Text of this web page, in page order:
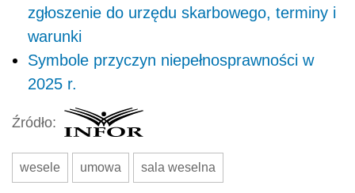
zgłoszenie do urzędu skarbowego, terminy i
warunki
Symbole przyczyn niepełnosprawności w
2025 r.
Źródło:
wesele umowa sala weselna